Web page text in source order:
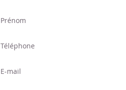
Prénom
Téléphone
E-mail